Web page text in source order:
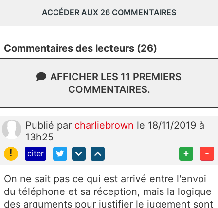
ACCÉDER AUX 26 COMMENTAIRES
Commentaires des lecteurs (26)
AFFICHER LES 11 PREMIERS
COMMENTAIRES.
Publié par charliebrown le 18/11/2019 à
13h25
!
citer + -
On ne sait pas ce qui est arrivé entre l'envoi
du téléphone et sa réception, mais la logique
des arguments pour justifier le jugement sont